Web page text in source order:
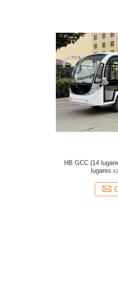
HB GCC (14
lugares